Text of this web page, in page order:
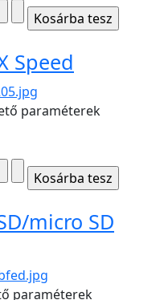
Speed
paraméterek
micro SD
paraméterek